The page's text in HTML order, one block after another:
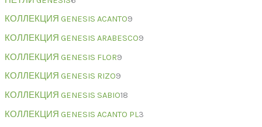
КОЛЛЕКЦИЯ GENESIS ACANTO9
КОЛЛЕКЦИЯ GENESIS ARABESCO9
КОЛЛЕКЦИЯ GENESIS FLOR9
КОЛЛЕКЦИЯ GENESIS RIZO9
КОЛЛЕКЦИЯ GENESIS SABIO18
КОЛЛЕКЦИЯ GENESIS ACANTO PL3